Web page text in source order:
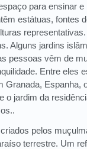
para ensinar e
estátuas, fontes
Alguns jardins
pessoas vêm de
Entre eles
Granada, Espanha,
o jardim da
pelos
terrestre. Um